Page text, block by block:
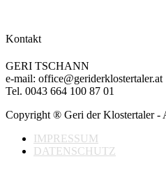
Kontakt
GERI TSCHANN
e-mail: office@geriderklostertaler.at
Tel. 0043 664 100 87 01
Copyright ® Geri der Klostertaler -
IMPRESSUM
DATENSCHUTZ